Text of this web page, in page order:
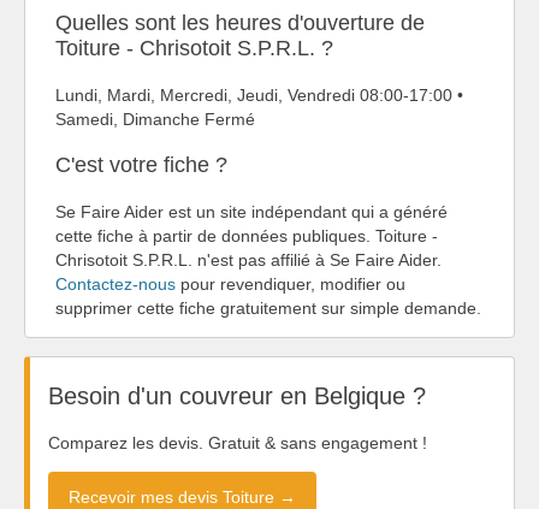
Quelles sont les heures d'ouverture de
Toiture - Chrisotoit S.P.R.L. ?
Lundi, Mardi, Mercredi, Jeudi, Vendredi 08:00-17:00 •
Samedi, Dimanche Fermé
C'est votre fiche ?
Se Faire Aider est un site indépendant qui a généré
cette fiche à partir de données publiques. Toiture -
Chrisotoit S.P.R.L. n'est pas affilié à Se Faire Aider.
Contactez-nous pour revendiquer, modifier ou
supprimer cette fiche gratuitement sur simple demande.
Besoin d'un couvreur en Belgique ?
Comparez les devis. Gratuit & sans engagement !
Recevoir mes devis Toiture →